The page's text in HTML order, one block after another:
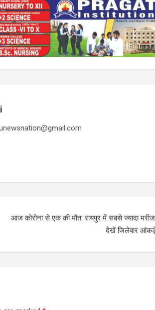
आज कोरोना से एक की मौत: रायपुर में सबसे ज्यादा
देखें जिलेवार